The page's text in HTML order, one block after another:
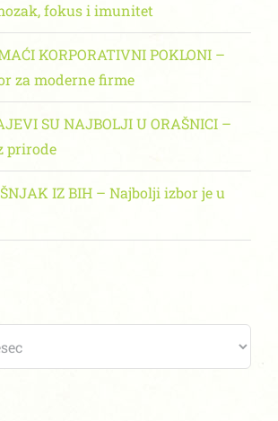
fokus i imunitet
KORPORATIVNI POKLONI –
za moderne firme
SU NAJBOLJI U ORAŠNICI –
prirode
IZ BIH – Najbolji izbor je u